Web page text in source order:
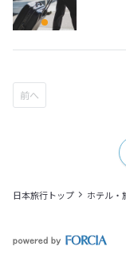
日本旅行トップ ホテル・